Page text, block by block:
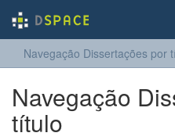
Navegação Dissertações por
Navegação
título